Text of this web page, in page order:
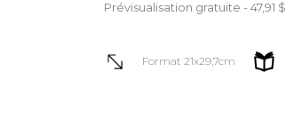
Prévisualisation gratuite - 47,91
Format 21x29,7cm